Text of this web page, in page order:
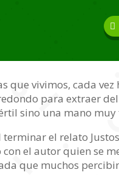
que vivimos, cada
para extraer
sino una mano
el relato
el autor quien se
que muchos